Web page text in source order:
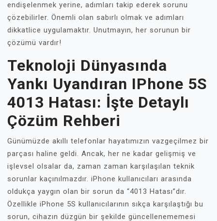
endişelenmek yerine, adımları takip ederek sorunu
çözebilirler. Önemli olan sabırlı olmak ve adımları
dikkatlice uygulamaktır. Unutmayın, her sorunun bir
çözümü vardır!
Teknoloji Dünyasında
Yankı Uyandıran IPhone 5S
4013 Hatası: İşte Detaylı
Çözüm Rehberi
Günümüzde akıllı telefonlar hayatımızın vazgeçilmez bir
parçası haline geldi. Ancak, her ne kadar gelişmiş ve
işlevsel olsalar da, zaman zaman karşılaşılan teknik
sorunlar kaçınılmazdır. iPhone kullanıcıları arasında
oldukça yaygın olan bir sorun da “4013 Hatası”dır.
Özellikle iPhone 5S kullanıcılarının sıkça karşılaştığı bu
sorun, cihazın düzgün bir şekilde güncellenememesi